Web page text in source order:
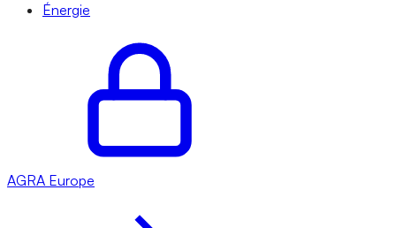
Énergie
AGRA Europe